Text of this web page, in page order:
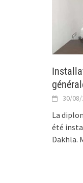
30/08/
La
été
Dakhla.